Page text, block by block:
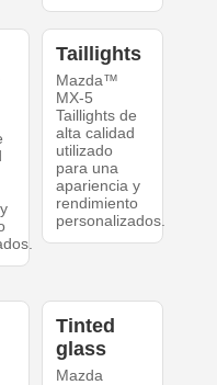
Taillights
Mazda™
MX-5
Taillights de
alta calidad
utilizado
para una
apariencia y
rendimiento
personalizados.
Tinted
glass
Mazda